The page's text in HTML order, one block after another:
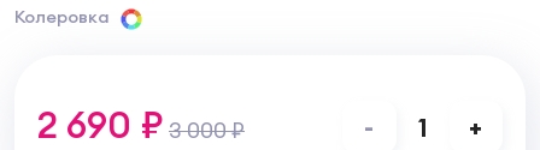
Колеровка
2 690 ₽ 3 000 ₽ - 1 +